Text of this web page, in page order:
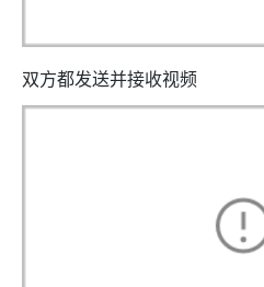
双方都发送并接收视频